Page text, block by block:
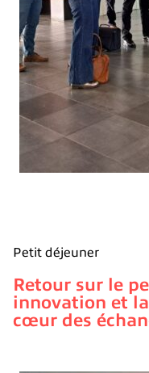
Petit déjeuner
Retour sur le
innovation et
cœur des